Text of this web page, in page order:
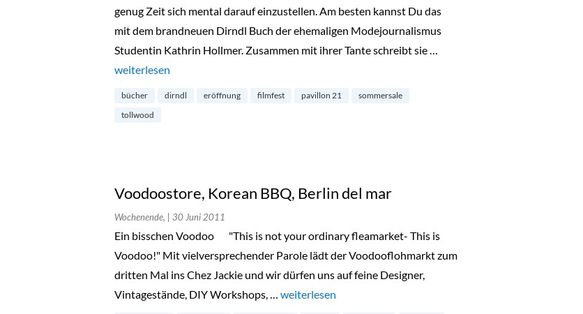
genug Zeit sich mental darauf einzustellen. Am besten kannst Du das
mit dem brandneuen Dirndl Buch der ehemaligen Modejournalismus
Studentin Kathrin Hollmer. Zusammen mit ihrer Tante schreibt sie …
„Dirndl Buch, Filmfest, Sommersale, Pavillon 21 Mini Space, Tollwood“
weiterlesen
bücher dirndl eröffnung filmfest pavillon 21
sommersale
tollwood
Voodoostore, Korean BBQ, Berlin del mar
Wochenende, | 30 Juni 2011
Ein bisschen Voodoo "This is not your ordinary fleamarket- This is
Voodoo!" Mit vielversprechender Parole lädt der Voodooflohmarkt zum
dritten Mal ins Chez Jackie und wir dürfen uns auf feine Designer,
Vintagestände, DIY Workshops, … „Voodoostore, Korean BBQ, Berlin del mar“
weiterlesen